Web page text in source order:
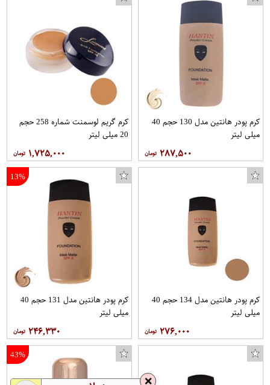
کرم پودر هانتین مدل 130 حجم 40
میلی لیتر
۲۸۷,۵۰۰
کرم گریم لوسمنت شماره 258 حجم
20 میلی لیتر
۱,۷۲۵,۰۰۰
کرم پودر هانتین مدل 134 حجم 40
میلی لیتر
۲۷۶,۰۰۰
13%
کرم پودر هانتین مدل 131 حجم 40
میلی لیتر
۲۴۶,۳۳۰
43%
❌